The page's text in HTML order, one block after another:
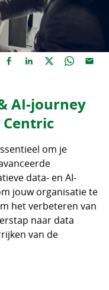
AI-journey
om je
data- en AI-
jouw organisatie te
het verbeteren van
naar data
van de